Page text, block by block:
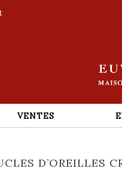
VENTES
D’OREILLES